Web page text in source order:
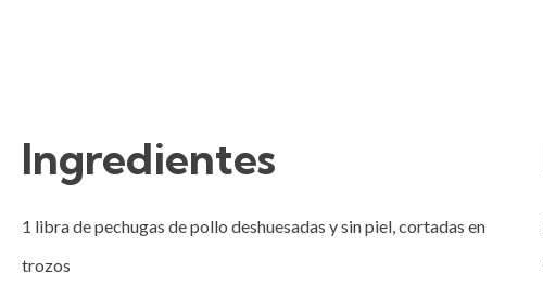
Ingredientes
1 libra de pechugas de pollo deshuesadas y sin piel, cortadas en
trozos